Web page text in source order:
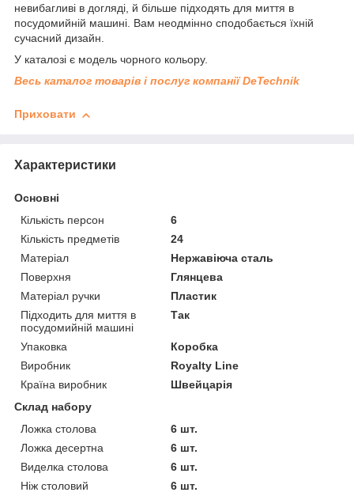
невибагливі в догляді, й більше підходять для миття в
посудомийній машині. Вам неодмінно сподобається їхній
сучасний дизайн.
У каталозі є модель чорного кольору.
Весь каталог товарів і послуг компанії DeTechnik
Приховати
Характеристики
Основні
Кількість персон
6
Кількість предметів
24
Матеріал
Нержавіюча сталь
Поверхня
Глянцева
Матеріал ручки
Пластик
Підходить для миття в
посудомийній машині
Так
Упаковка
Коробка
Виробник
Royalty Line
Країна виробник
Швейцарія
Склад набору
Ложка столова
6 шт.
Ложка десертна
6 шт.
Виделка столова
6 шт.
Ніж столовий
6 шт.